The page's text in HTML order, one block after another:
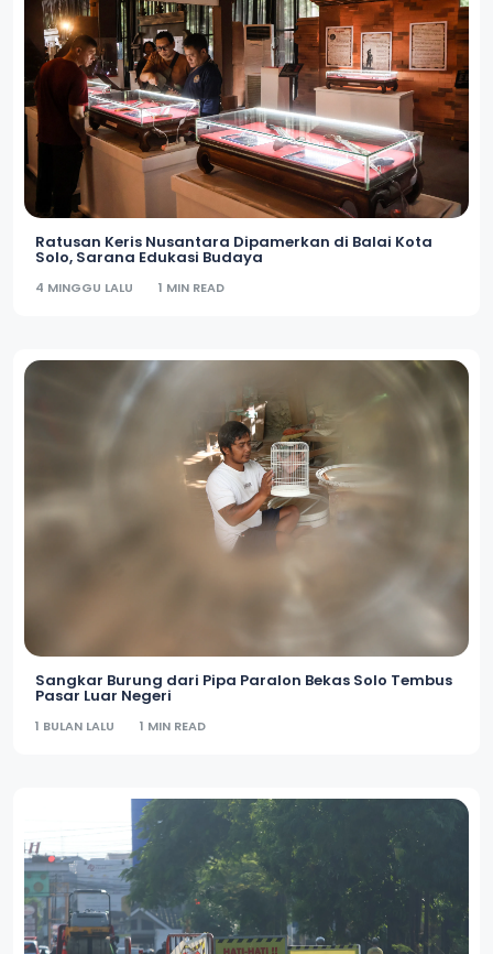
Ratusan Keris Nusantara Dipamerkan di Balai Kota
Solo, Sarana Edukasi Budaya
4 MINGGU LALU 1 MIN READ
Sangkar Burung dari Pipa Paralon Bekas Solo Tembus
Pasar Luar Negeri
1 BULAN LALU 1 MIN READ